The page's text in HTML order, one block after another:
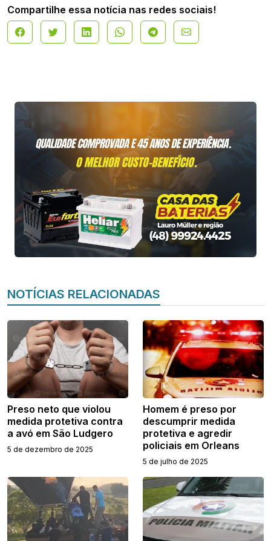
Compartilhe essa notícia nas redes sociais!
NOTÍCIAS RELACIONADAS
Preso neto que violou
medida protetiva contra
a avó em São Ludgero
5 de dezembro de 2025
Homem é preso por
descumprir medida
protetiva e agredir
policiais em Orleans
5 de julho de 2025